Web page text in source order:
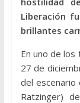
Liberación
brillantes
En uno de
27 de
del escenario
Ratzinger)